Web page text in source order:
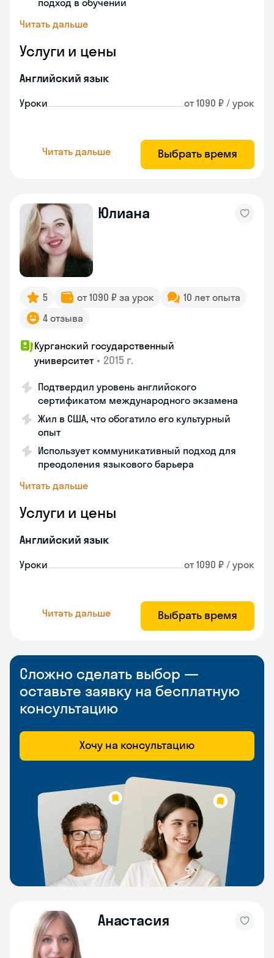
подход в обучении
Читать дальше
Услуги и цены
Английский язык
Уроки от 1090 ₽ / урок
Читать дальше Выбрать время
Юлиана
5 от 1090 ₽ за урок
10 лет опыта
4 отзыва
Курганский государственный
университет • 2015 г.
Подтвердил уровень английского
сертификатом международного экзамена
Жил в США, что обогатило его культурный
опыт
Использует коммуникативный подход для
преодоления языкового барьера
Читать дальше
Услуги и цены
Английский язык
Уроки от 1090 ₽ / урок
Читать дальше Выбрать время
Сложно сделать выбор —
оставьте заявку на бесплатную
консультацию
Хочу на консультацию
Анастасия